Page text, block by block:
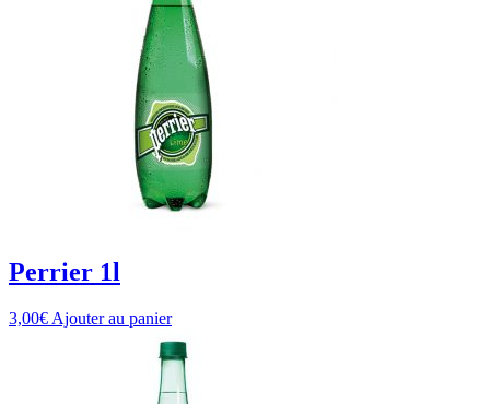
Perrier 1l
3,00€ Ajouter au panier